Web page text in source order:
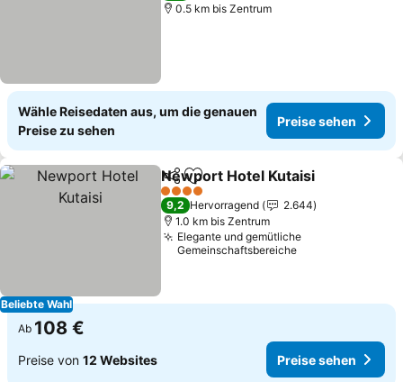
0.5 km bis Zentrum
Wähle Reisedaten aus, um die genauen
Preise zu sehen
Preise sehen
Beliebte Wahl
TeilenZu Favoriten hinzufügen
Newport Hotel Kutaisi
4 Sterne
9,2 Hervorragend
2.644
1.0 km bis Zentrum
Elegante und gemütliche
Gemeinschaftsbereiche
Ab 108 €
Preise von 12 Websites Preise sehen